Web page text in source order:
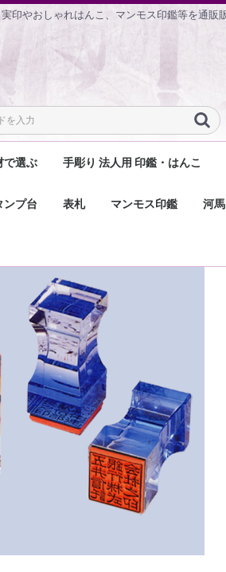
印やおしゃれはんこ、マンモス印鑑等を通販
で選ぶ
印鑑
印鑑
印鑑
の印鑑
ン印鑑
ゃれ印鑑
手彫り 法人用 印鑑・はんこ
手彫り 法人用 実印
手彫り 法人用 銀行印
手彫り 角印（社印）
手彫り 割印
手彫り 法人 印鑑セット
法人用住所印
ゴム角印（法人印）
小切手用ゴム印・手形
ンプ台 表札 マンモス印鑑 河